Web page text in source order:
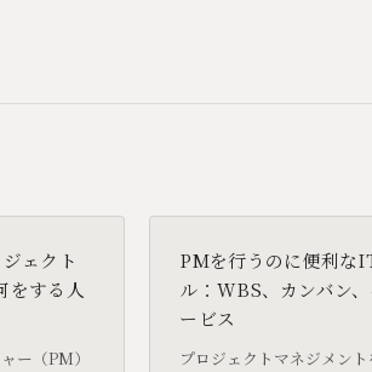
ェクト
をする人
ー（PM）
PMを行うのに便利な
ル：WBS、カンバン
ービス
プロジェクトマネジメン